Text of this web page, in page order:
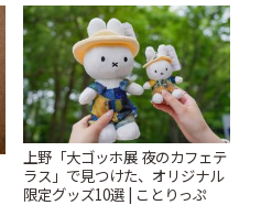
上野「大ゴッホ展 夜のカフェテ
ラス」で見つけた、オリジナル
限定グッズ10選 | ことりっぷ